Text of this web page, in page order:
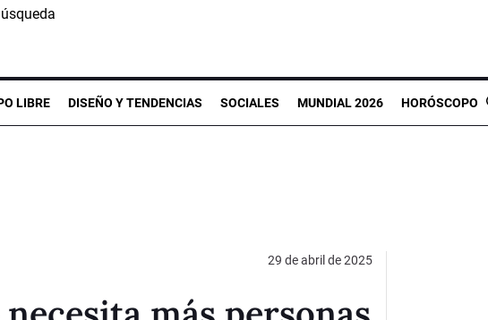
LIBRE DISEÑO Y TENDENCIAS SOCIALES MUNDIAL 2026 HORÓSCOPO
29 de abril de 2025